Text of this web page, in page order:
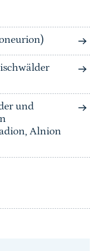
und
Alnion